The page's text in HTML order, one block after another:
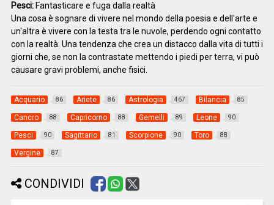
Pesci:Fantasticare e fuga dalla realtà
Una cosa è sognare di vivere nel mondo della poesia e dell'arte e
un'altra è vivere con la testa tra le nuvole, perdendo ogni contatto
con la realtà. Una tendenza che crea un distacco dalla vita di tutti i
giorni che, se non la contrastate mettendo i piedi per terra, vi può
causare gravi problemi, anche fisici.
Acquario 86 Ariete 86 Astrologia 467 Bilancia 85
Cancro 88 Capricorno 88 Gemelli 89 Leone 90
Pesci 90 Sagittario 81 Scorpione 90 Toro 88
Vergine 87
CONDIVIDI